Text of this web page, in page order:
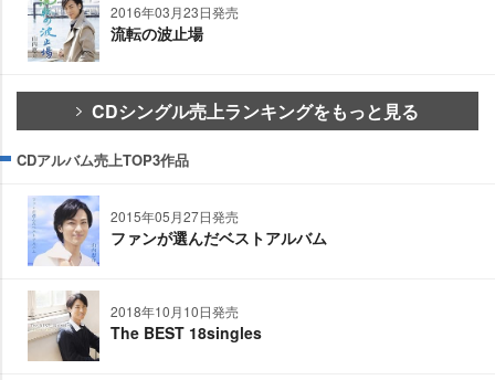
2016年03月23日発売
流転の波止場
CDシングル売上ランキングをもっと見る
CDアルバム売上TOP3作品
2015年05月27日発売
ファンが選んだベストアルバム
2018年10月10日発売
The BEST 18singles